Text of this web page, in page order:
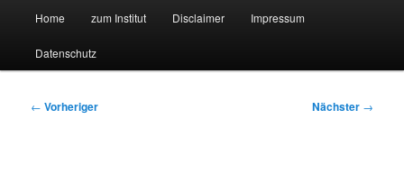
Suchmaschine Forschung und
Technologie
Zum
primären
Zum
sekundären
Home zum Institut Disclaimer Impressum
Datenschutz
Beitragsnavigation
← Vorheriger Nächster →